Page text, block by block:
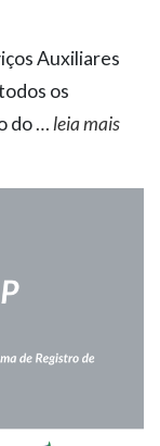
Auxiliares
os
do… leia mais